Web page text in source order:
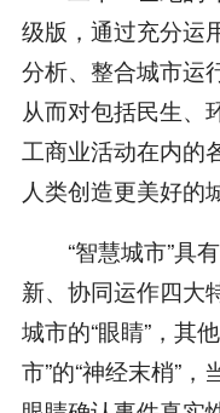
级版，通过充分运
分析、整合城市运
从而对包括民生、
工商业活动在内的
人类创造更美好的
“智慧城市”具有
新、协同运作四大
城市的“眼睛”，其
市”的“神经末梢”，